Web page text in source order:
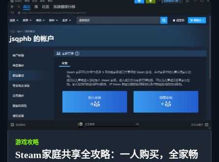
游戏攻略
Steam家庭共享全攻略：一人购买，全家畅